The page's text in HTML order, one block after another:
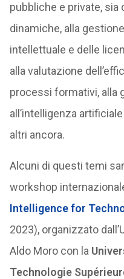
pubbliche e private,
dinamiche, alla
intellettuale e delle
alla valutazione
processi formativi, alla
all’intelligenza
altri ancora.
Alcuni di questi temi
workshop
Intelligence for
2023), organizzato
Aldo Moro con la
Technologie